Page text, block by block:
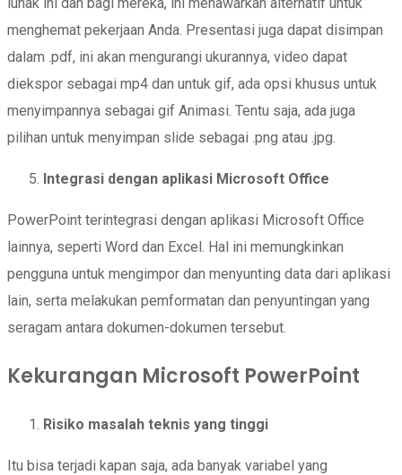
menghemat pekerjaan Anda. Presentasi juga dapat disimpan
dalam .pdf, ini akan mengurangi ukurannya, video dapat
diekspor sebagai mp4 dan untuk gif, ada opsi khusus untuk
menyimpannya sebagai gif Animasi. Tentu saja, ada juga
pilihan untuk menyimpan slide sebagai .png atau .jpg.
Integrasi dengan aplikasi Microsoft Office
PowerPoint terintegrasi dengan aplikasi Microsoft Office
lainnya, seperti Word dan Excel. Hal ini memungkinkan
pengguna untuk mengimpor dan menyunting data dari aplikasi
lain, serta melakukan pemformatan dan penyuntingan yang
seragam antara dokumen-dokumen tersebut.
Kekurangan Microsoft PowerPoint
Risiko masalah teknis yang tinggi
Itu bisa terjadi kapan saja, ada banyak variabel yang